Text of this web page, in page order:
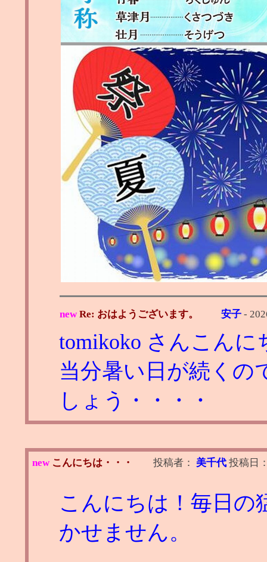
new Re: おはようございます。 安子 -
tomikoko さんこんに
当分暑い日が続くの
しょう・・・・
new こんにちは・・・ 投稿者： 美千代 投稿日
こんにちは！毎日の
かせません。